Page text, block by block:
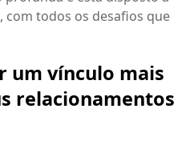
todos os desafios que
um vínculo mais
relacionamentos